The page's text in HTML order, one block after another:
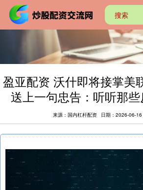
盈亚配资 沃什即将接掌美
送上一句忠告：听听那
来源：国内杠杆配资 日期：2026-06-